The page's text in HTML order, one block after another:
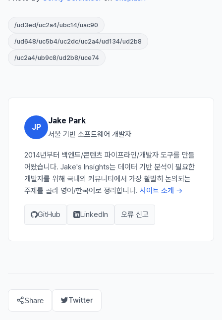
/ud3ed/uc2a4/ubc14/uac90
/ud648/uc5b4/uc2dc/uc2a4/ud134/ud2b8
/uc2a4/ub9c8/ud2b8/uce74
JP
Jake Park
서울 기반 소프트웨어 개발자
2014년부터 백엔드/콘텐츠 파이프라인/개발자 도구를 만들
어왔습니다. Jake's Insights는 데이터 기반 분석이 필요한
개발자를 위해 국내외 커뮤니티에서 가장 활발히 논의되는
주제를 골라 영어/한국어로 정리합니다. 사이트 소개 →
GitHub LinkedIn 오류 신고
Share Twitter